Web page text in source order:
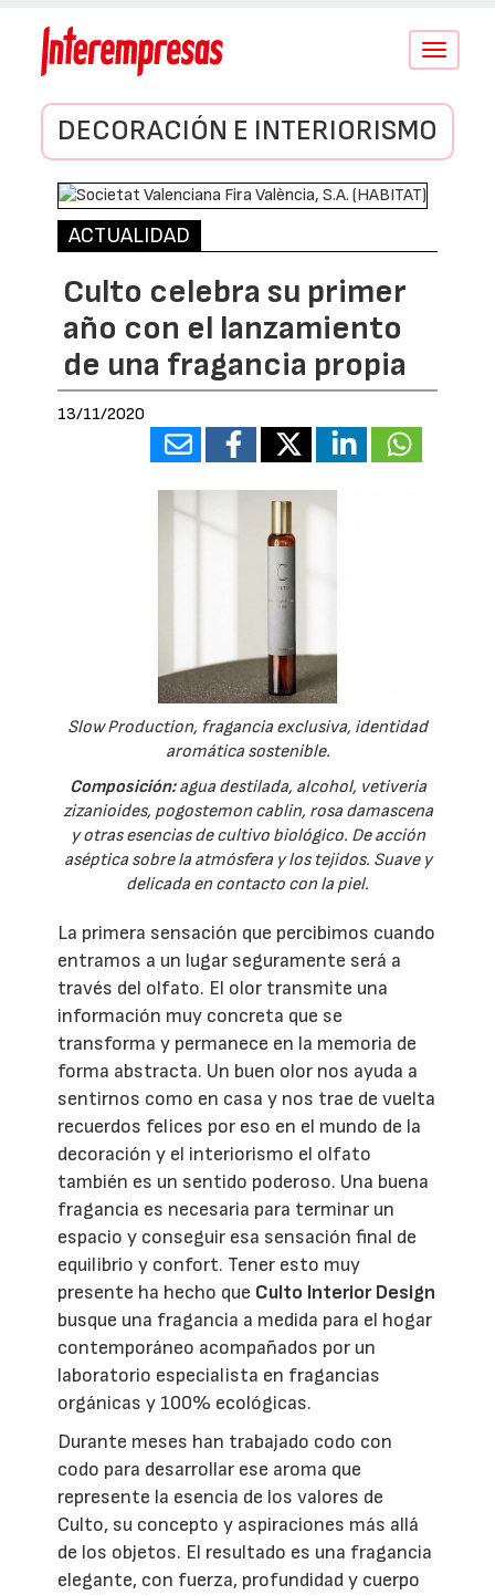
Conmutar
DECORACIÓN E INTERIORISMO
ACTUALIDAD
Culto celebra su primer
año con el lanzamiento
de una fragancia propia
13/11/2020
Slow Production, fragancia exclusiva, identidad
aromática sostenible.
Composición:agua destilada, alcohol, vetiveria
zizanioides, pogostemon cablin, rosa damascena
y otras esencias de cultivo biológico. De acción
aséptica sobre la atmósfera y los tejidos. Suave y
delicada en contacto con la piel.
La primera sensación que percibimos cuando
entramos a un lugar seguramente será a
través del olfato. El olor transmite una
información muy concreta que se
transforma y permanece en la memoria de
forma abstracta. Un buen olor nos ayuda a
sentirnos como en casa y nos trae de vuelta
recuerdos felices por eso en el mundo de la
decoración y el interiorismo el olfato
también es un sentido poderoso. Una buena
fragancia es necesaria para terminar un
espacio y conseguir esa sensación final de
equilibrio y confort. Tener esto muy
presente ha hecho que Culto Interior Design
busque una fragancia a medida para el hogar
contemporáneo acompañados por un
laboratorio especialista en fragancias
orgánicas y 100% ecológicas.
Durante meses han trabajado codo con
codo para desarrollar ese aroma que
represente la esencia de los valores de
Culto, su concepto y aspiraciones más allá
de los objetos. El resultado es una fragancia
elegante, con fuerza, profundidad y cuerpo